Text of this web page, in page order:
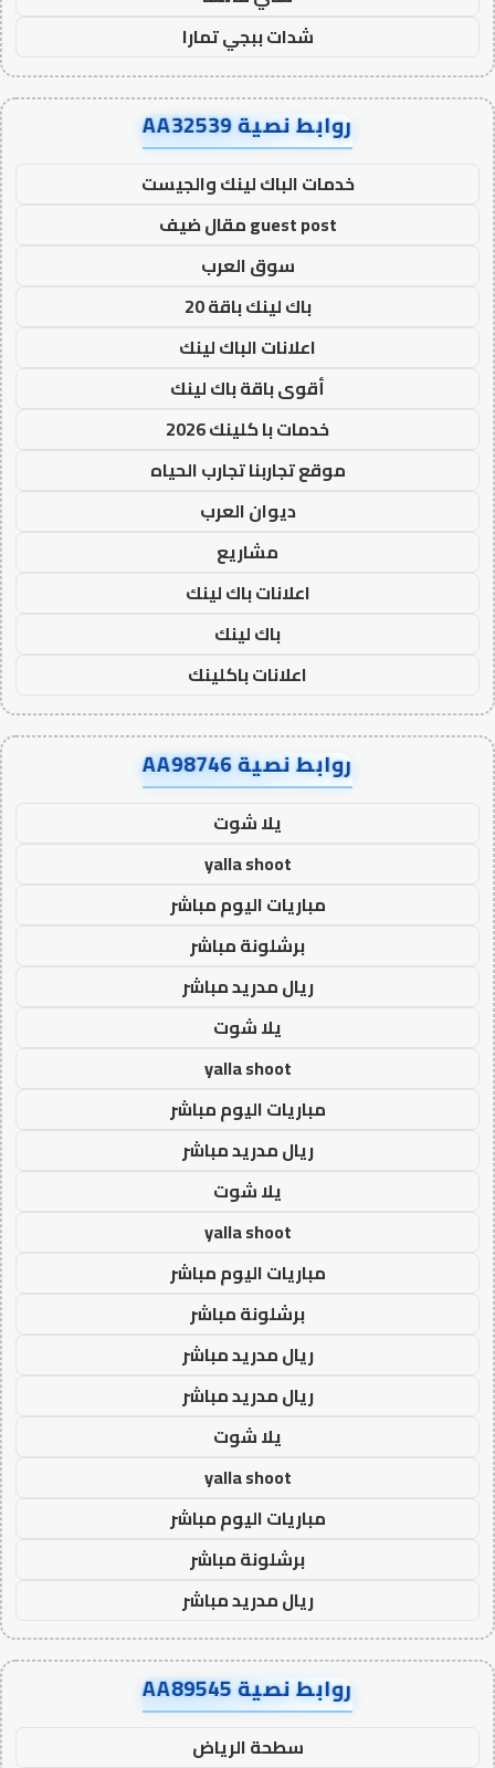
شدات ببجي تمارا
روابط نصية AA32539
خدمات الباك لينك والجيست
guest post مقال ضيف
سوق العرب
باك لينك باقة 20
اعلانات الباك لينك
أقوى باقة باك لينك
خدمات با كلينك 2026
موقع تجاربنا تجارب الحياه
ديوان العرب
مشاريع
اعلانات باك لينك
باك لينك
اعلانات باكلينك
روابط نصية AA98746
يلا شوت
yalla shoot
مباريات اليوم مباشر
برشلونة مباشر
ريال مدريد مباشر
يلا شوت
yalla shoot
مباريات اليوم مباشر
ريال مدريد مباشر
يلا شوت
yalla shoot
مباريات اليوم مباشر
برشلونة مباشر
ريال مدريد مباشر
ريال مدريد مباشر
يلا شوت
yalla shoot
مباريات اليوم مباشر
برشلونة مباشر
ريال مدريد مباشر
روابط نصية AA89545
سطحة الرياض